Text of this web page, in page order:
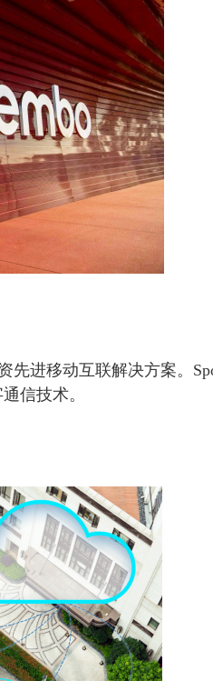
先进移动互联解决方案。
信技术。